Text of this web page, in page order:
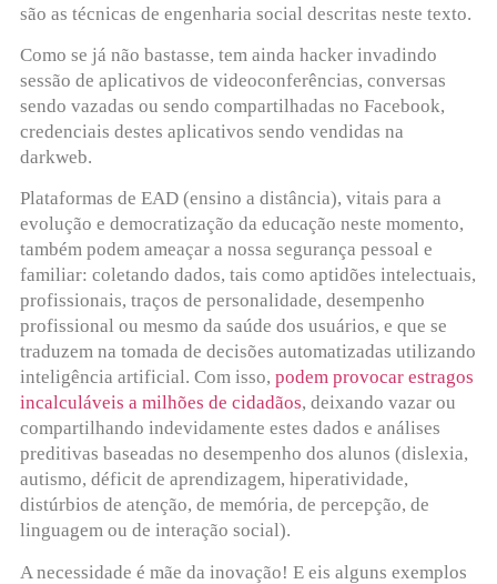
são as técnicas de engenharia social descritas neste texto.
Como se já não bastasse, tem ainda hacker invadindo
sessão de aplicativos de videoconferências, conversas
sendo vazadas ou sendo compartilhadas no Facebook,
credenciais destes aplicativos sendo vendidas na
darkweb.
Plataformas de EAD (ensino a distância), vitais para a
evolução e democratização da educação neste momento,
também podem ameaçar a nossa segurança pessoal e
familiar: coletando dados, tais como aptidões intelectuais,
profissionais, traços de personalidade, desempenho
profissional ou mesmo da saúde dos usuários, e que se
traduzem na tomada de decisões automatizadas utilizando
inteligência artificial. Com isso, podem provocar estragos
incalculáveis a milhões de cidadãos, deixando vazar ou
compartilhando indevidamente estes dados e análises
preditivas baseadas no desempenho dos alunos (dislexia,
autismo, déficit de aprendizagem, hiperatividade,
distúrbios de atenção, de memória, de percepção, de
linguagem ou de interação social).
A necessidade é mãe da inovação! E eis alguns exemplos